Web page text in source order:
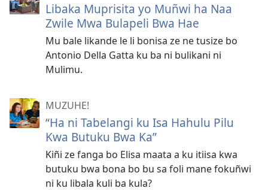
Libaka Muprisita yo Muñwi ha Naa
Zwile Mwa Bulapeli Bwa Hae
Mu bale likande le li bonisa ze ne tusize bo
Antonio Della Gatta ku ba ni bulikani ni
Mulimu.
MUZUHE!
“Ha ni Tabelangi ku Isa Hahulu Pilu
Kwa Butuku Bwa Ka”
Kiñi ze fanga bo Elisa maata a ku itiisa kwa
butuku bwa bona bo bu sa foli mane fokuñwi
ni ku libala kuli ba kula?